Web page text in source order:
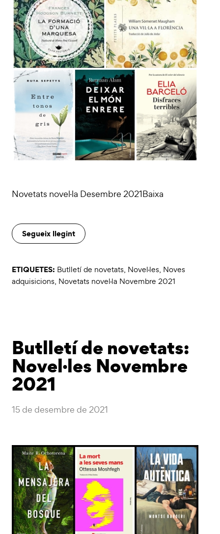
Novetats novel·la Desembre 2021Baixa
Segueix llegint
ETIQUETES: Butlletí de novetats, Novel·les, Noves
adquisicions, Novetats novel·la Novembre 2021
Butlletí de novetats:
Novel·les Novembre
2021
15 de desembre de 2021